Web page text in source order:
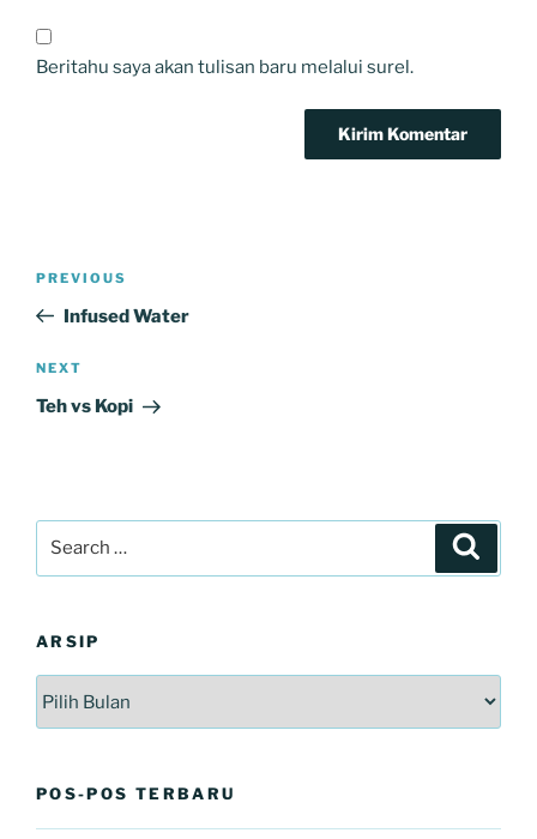
Beritahu saya akan tulisan baru melalui surel.
Previous
Post
PREVIOUS
Infused Water
Next
Post
NEXT
Teh vs Kopi
ARSIP
POS-POS TERBARU